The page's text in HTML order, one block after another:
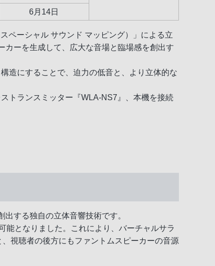
6月14日
ペーシャル サウンド マッピング）」による立
ーを生成して、広大な音場と臨場感を創出す
造にすることで、迫力の低音と、より立体的な
トランスミッター『WLA-NS7』、本機を接続
する独自の立体音響技術です。
能となりました。これにより、バーチャルサラ
視聴者の後方にもファントムスピーカーの音源